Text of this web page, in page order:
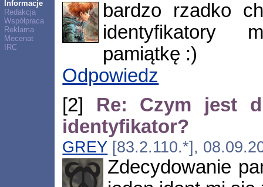
Informacje
Redakcja
Współpraca
Reklama
Mecenat
IRC
bardzo rzadko
identyfikatory
pamiątkę :)
Odpowiedz
[2] Re: Czym jest
identyfikator?
GREY [83.2.110.*],
Zdecydowanie